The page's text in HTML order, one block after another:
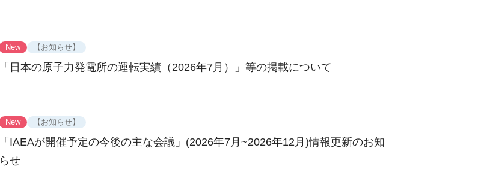
New 【お知らせ】
「日本の原子力発電所の運転実績（2026年7月）」等の掲載について
New 【お知らせ】
「IAEAが開催予定の今後の主な会議」(2026年7月~2026年12月)情報更新のお知
らせ